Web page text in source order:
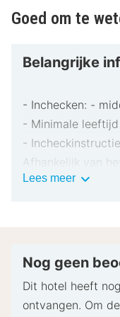
Goed om te
Belangrijke
- Inchecken: -
- Minimale
-
Afhankelijk van
extra personen
pinpas of
Speciale
Lees meer
Nog geen
Dit hotel heeft
ontvangen. Om